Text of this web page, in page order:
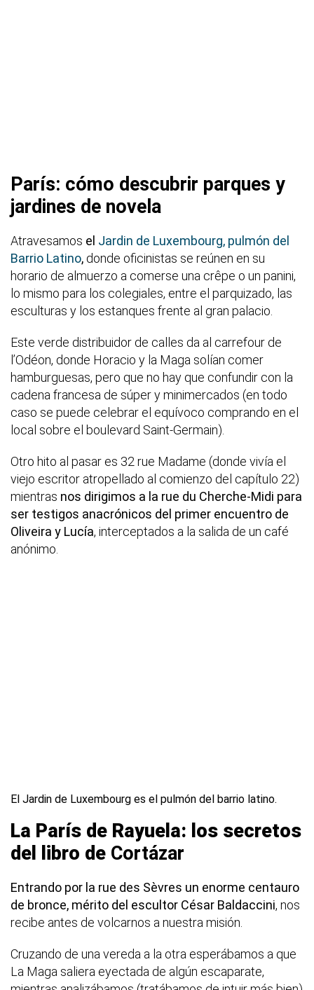
París: cómo descubrir parques y
jardines de novela
Atravesamos el Jardin de Luxembourg, pulmón del
Barrio Latino, donde oficinistas se reúnen en su
horario de almuerzo a comerse una crêpe o un panini,
lo mismo para los colegiales, entre el parquizado, las
esculturas y los estanques frente al gran palacio.
Este verde distribuidor de calles da al carrefour de
l’Odéon, donde Horacio y la Maga solían comer
hamburguesas, pero que no hay que confundir con la
cadena francesa de súper y minimercados (en todo
caso se puede celebrar el equívoco comprando en el
local sobre el boulevard Saint-Germain).
Otro hito al pasar es 32 rue Madame (donde vivía el
viejo escritor atropellado al comienzo del capítulo 22)
mientras nos dirigimos a la rue du Cherche-Midi para
ser testigos anacrónicos del primer encuentro de
Oliveira y Lucía, interceptados a la salida de un café
anónimo.
El Jardin de Luxembourg es el pulmón del barrio latino.
La París de Rayuela: los secretos
del libro de Cortázar
Entrando por la rue des Sèvres un enorme centauro
de bronce, mérito del escultor César Baldaccini, nos
recibe antes de volcarnos a nuestra misión.
Cruzando de una vereda a la otra esperábamos a que
La Maga saliera eyectada de algún escaparate,